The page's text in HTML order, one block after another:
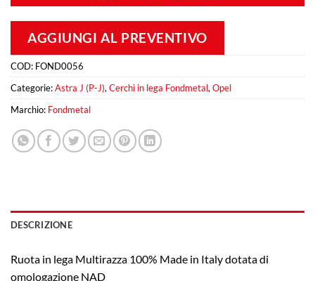
AGGIUNGI AL PREVENTIVO
COD: FOND0056
Categorie:Astra J (P-J),Cerchi in lega Fondmetal,Opel
Marchio: Fondmetal
DESCRIZIONE
Ruota in lega Multirazza 100% Made in Italy dotata di
omologazione NAD